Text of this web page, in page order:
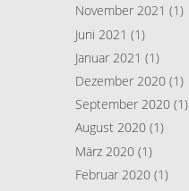
November 2021 (1)
Juni 2021 (1)
Januar 2021 (1)
Dezember 2020 (1)
September 2020 (1)
August 2020 (1)
März 2020 (1)
Februar 2020 (1)